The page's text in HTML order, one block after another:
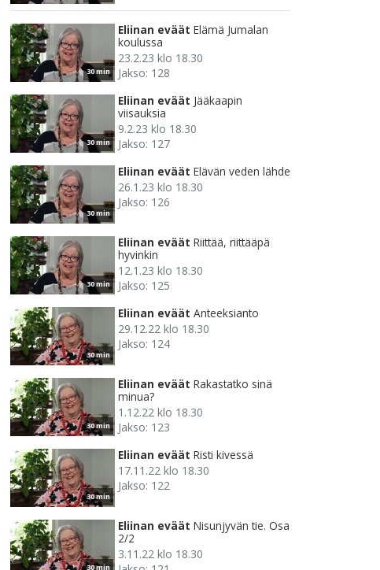
30 min
Eliinan eväät Elämä Jumalan
koulussa
23.2.23 klo 18.30
Jakso: 128
30 min
Eliinan eväät Jääkaapin
viisauksia
9.2.23 klo 18.30
Jakso: 127
30 min
Eliinan eväät Elävän veden lähde
26.1.23 klo 18.30
Jakso: 126
30 min
Eliinan eväät Riittää, riittääpä
hyvinkin
12.1.23 klo 18.30
Jakso: 125
30 min
Eliinan eväät Anteeksianto
29.12.22 klo 18.30
Jakso: 124
30 min
Eliinan eväät Rakastatko sinä
minua?
1.12.22 klo 18.30
Jakso: 123
30 min
Eliinan eväät Risti kivessä
17.11.22 klo 18.30
Jakso: 122
30 min
Eliinan eväät Nisunjyvän tie. Osa
2/2
3.11.22 klo 18.30